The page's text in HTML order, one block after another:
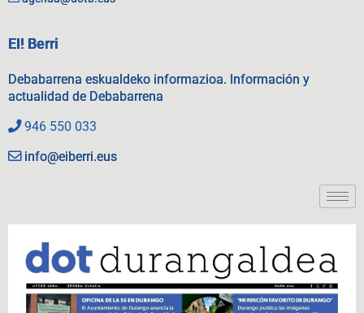
EI! Berri
Debabarrena eskualdeko informazioa. Información y
actualidad de Debabarrena
946 550 033
info@eiberri.eus